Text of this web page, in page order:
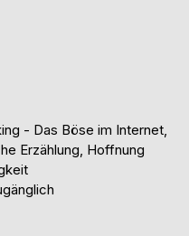
- Das Böse im Internet,
Erzählung, Hoffnung